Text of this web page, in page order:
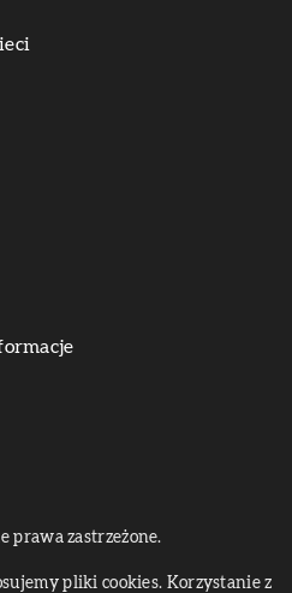
prawa zastrzeżone.
pliki cookies. Korzystanie z